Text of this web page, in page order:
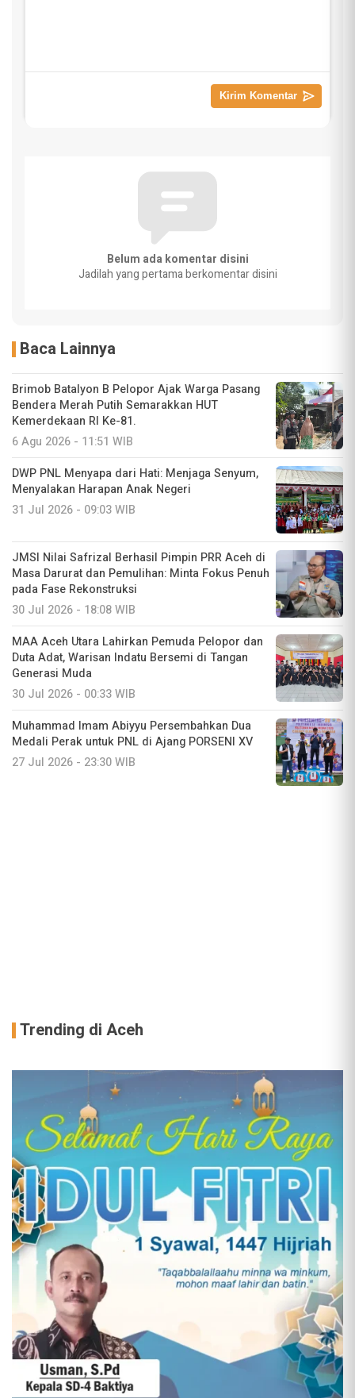
Belum ada komentar disini
Jadilah yang pertama berkomentar disini
Baca Lainnya
Brimob Batalyon B Pelopor Ajak Warga Pasang
Bendera Merah Putih Semarakkan HUT
Kemerdekaan RI Ke-81.
6 Agu 2026 - 11:51 WIB
DWP PNL Menyapa dari Hati: Menjaga Senyum,
Menyalakan Harapan Anak Negeri
31 Jul 2026 - 09:03 WIB
JMSI Nilai Safrizal Berhasil Pimpin PRR Aceh di
Masa Darurat dan Pemulihan: Minta Fokus Penuh
pada Fase Rekonstruksi
30 Jul 2026 - 18:08 WIB
MAA Aceh Utara Lahirkan Pemuda Pelopor dan
Duta Adat, Warisan Indatu Bersemi di Tangan
Generasi Muda
30 Jul 2026 - 00:33 WIB
Muhammad Imam Abiyyu Persembahkan Dua
Medali Perak untuk PNL di Ajang PORSENI XV
27 Jul 2026 - 23:30 WIB
Trending di Aceh